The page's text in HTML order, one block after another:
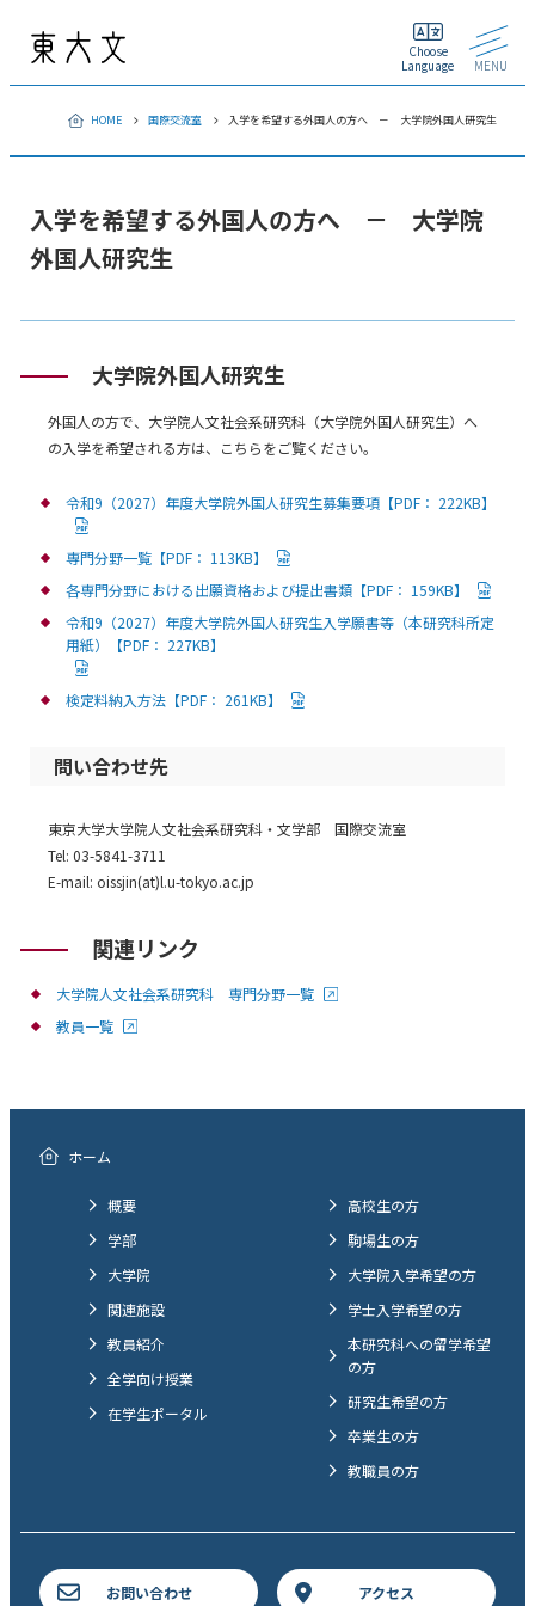
Choose
Language
MENU
HOME 国際交流室 入学を希望する外国人の方へ － 大学院外国人研究生
入学を希望する外国人の方へ － 大学院
外国人研究生
大学院外国人研究生
外国人の方で、大学院人文社会系研究科（大学院外国人研究生）へ
の入学を希望される方は、こちらをご覧ください。
令和9（2027）年度大学院外国人研究生募集要項【PDF： 222KB】
専門分野一覧【PDF： 113KB】
各専門分野における出願資格および提出書類【PDF： 159KB】
令和9（2027）年度大学院外国人研究生入学願書等（本研究科所定
用紙）【PDF： 227KB】
検定料納入方法【PDF： 261KB】
問い合わせ先
東京大学大学院人文社会系研究科・文学部 国際交流室
Tel: 03-5841-3711
E-mail: oissjin(at)l.u-tokyo.ac.jp
関連リンク
大学院人文社会系研究科 専門分野一覧
教員一覧
ホーム
概要
学部
大学院
関連施設
教員紹介
全学向け授業
在学生ポータル
高校生の方
駒場生の方
大学院入学希望の方
学士入学希望の方
本研究科への留学希望
の方
研究生希望の方
卒業生の方
教職員の方
お問い合わせ アクセス